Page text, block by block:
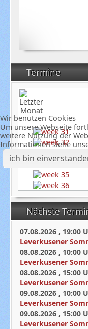
Termine
Nächste
07.08.2026 , 19:00
Leverkusener
08.08.2026 , 10:00
Leverkusener
08.08.2026 , 15:00
Leverkusener
09.08.2026 , 10:00
Leverkusener
09.08.2026 , 15:00
Leverkusener
Wir benutzen Cookies
Um unsere Webseite
weitere Nutzung der
Informationen siehe
ich bin